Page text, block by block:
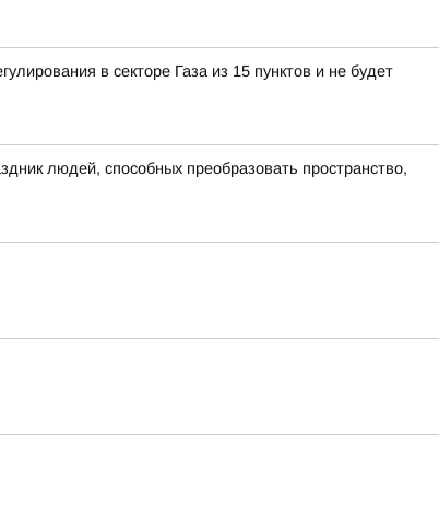
в секторе Газа из 15 пунктов и не будет
людей, способных преобразовать пространство,